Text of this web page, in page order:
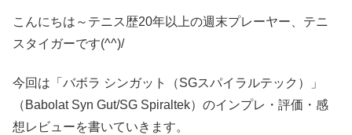
こんにちは～テニス歴20年以上の週末プレーヤー、テニ
スタイガーです(^^)/
今回は「バボラ シンガット（SGスパイラルテック）」
（Babolat Syn Gut/SG Spiraltek）のインプレ・評価・感
想レビューを書いていきます。